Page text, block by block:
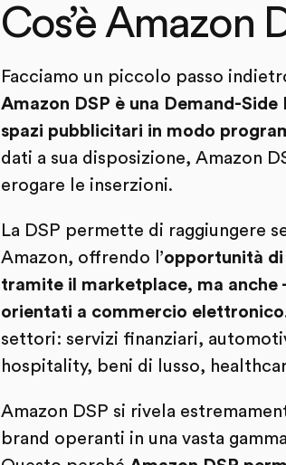
Cos’è Amazon
Facciamo un piccolo passo
Amazon DSP è una Demand-
spazi pubblicitari in modo
dati a sua disposizione, Amazon
erogare le inserzioni.
La DSP permette di raggiungere
Amazon, offrendo l’opportunità di
tramite il marketplace, ma anche
orientati a commercio elettronico
settori: servizi finanziari,
hospitality, beni di lusso,
Amazon DSP si rivela
brand operanti in una vasta